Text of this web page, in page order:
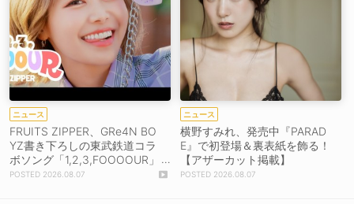
ニュース
FRUITS ZIPPER、GRe4N BO
YZ書き下ろしの東武鉄道コラ
ボソング「1,2,3,FOOOOUR」
をリリース＆MV公開！
2026.08.07
ニュース
横野すみれ、発売中『PARAD
E』で初登場＆裏表紙を飾る！
【アザーカット掲載】
2026.08.07